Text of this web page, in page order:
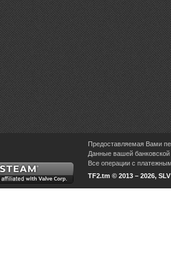
Предоставляемая Вами
Данные вашей
Все операции с
TF2.tm © 2013 – 2026,